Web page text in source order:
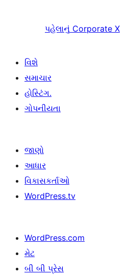
પહેલાનું Corporate X
વિશે
સમાચાર
હોસ્ટિંગ.
ગોપનીયતા
જાણો
આધાર
વિકાસકર્તાઓ
WordPress.tv
WordPress.com
મેટ
બી બી પ્રેસ